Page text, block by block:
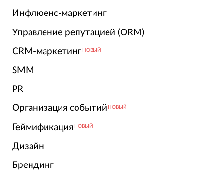
Инфлюенс-маркетинг
Управление репутацией (ORM)
CRM-маркетинг НОВЫЙ
SMM
PR
Организация событий НОВЫЙ
Геймификация НОВЫЙ
Дизайн
Брендинг